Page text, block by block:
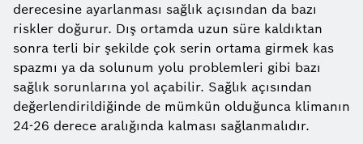
derecesine ayarlanması sağlık açısından da bazı
riskler doğurur. Dış ortamda uzun süre kaldıktan
sonra terli bir şekilde çok serin ortama girmek kas
spazmı ya da solunum yolu problemleri gibi bazı
sağlık sorunlarına yol açabilir. Sağlık açısından
değerlendirildiğinde de mümkün olduğunca klimanın
24-26 derece aralığında kalması sağlanmalıdır.